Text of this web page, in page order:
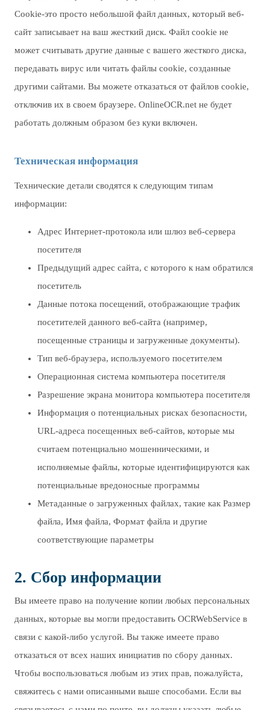
Cookie-это просто небольшой файл данных, который веб-
сайт записывает на ваш жесткий диск. Файл cookie не
может считывать другие данные с вашего жесткого диска,
передавать вирус или читать файлы cookie, созданные
другими сайтами. Вы можете отказаться от файлов cookie,
отключив их в своем браузере. OnlineOCR.net не будет
работать должным образом без куки включен.
Техническая информация
Технические детали сводятся к следующим типам
информации:
Адрес Интернет-протокола или шлюз веб-сервера
посетителя
Предыдущий адрес сайта, с которого к нам обратился
посетитель
Данные потока посещений, отображающие трафик
посетителей данного веб-сайта (например,
посещенные страницы и загруженные документы).
Тип веб-браузера, используемого посетителем
Операционная система компьютера посетителя
Разрешение экрана монитора компьютера посетителя
Информация о потенциальных рисках безопасности,
URL-адреса посещенных веб-сайтов, которые мы
считаем потенциально мошенническими, и
исполняемые файлы, которые идентифицируются как
потенциальные вредоносные программы
Метаданные о загруженных файлах, такие как Размер
файла, Имя файла, Формат файла и другие
соответствующие параметры
2. Cбор информации
Вы имеете право на получение копии любых персональных
данных, которые вы могли предоставить OCRWebService в
связи с какой-либо услугой. Вы также имеете право
отказаться от всех наших инициатив по сбору данных.
Чтобы воспользоваться любым из этих прав, пожалуйста,
свяжитесь с нами описанными выше способами. Если вы